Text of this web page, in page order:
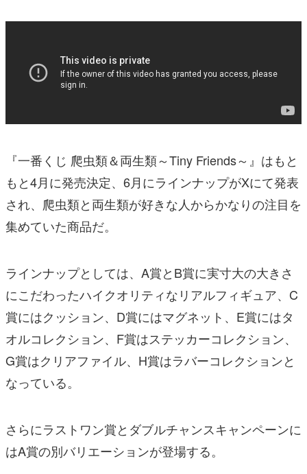
『一番くじ 爬虫類＆両生類～Tiny Friends～』はもと
もと4月に発売決定、6月にラインナップがXにて発表
され、爬虫類と両生類が好きな人からかなりの注目を
集めていた商品だ。
ラインナップとしては、A賞とB賞に実寸大の大きさ
にこだわったハイクオリティなリアルフィギュア、C
賞にはクッション、D賞にはマグネット、E賞にはタ
オルコレクション、F賞はステッカーコレクション、
G賞はクリアファイル、H賞はラバーコレクションと
なっている。
さらにラストワン賞とダブルチャンスキャンペーンに
はA賞の別バリエーションが登場する。